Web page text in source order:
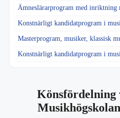
Ämneslärarprogram med inriktning
Konstnärligt kandidatprogram i
Masterprogram, musiker, klassisk
Konstnärligt kandidatprogram i